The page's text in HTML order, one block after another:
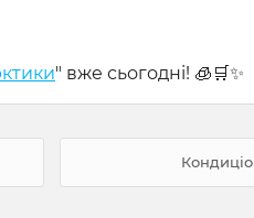
" вже сьогодні! 🧊🛒✨